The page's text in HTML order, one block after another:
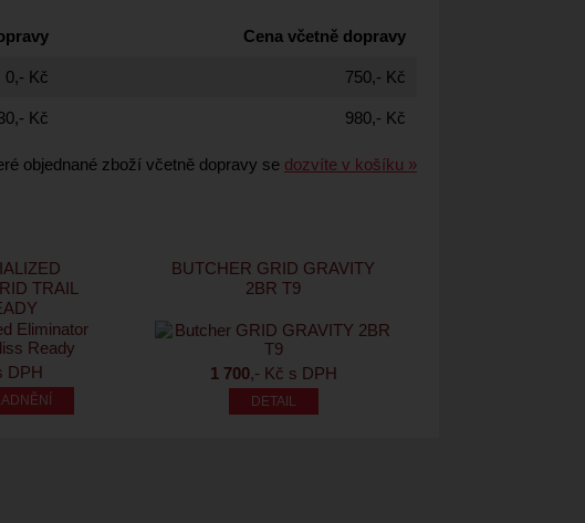
Cena včetně dopravy
0,- Kč 750,- Kč
Kč 980,- Kč
objednané zboží včetně dopravy se dozvíte v košíku »
TRAIL
DPH
BUTCHER GRID GRAVITY
2BR T9
1 700,- Kč s DPH